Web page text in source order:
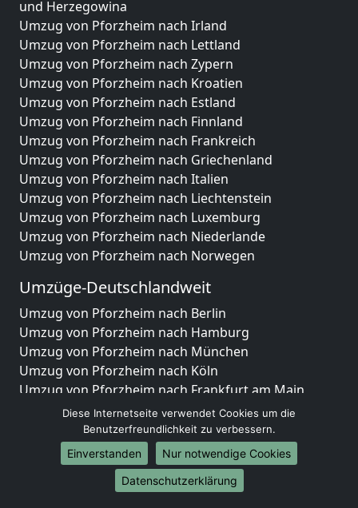
und Herzegowina
Umzug von Pforzheim nach Irland
Umzug von Pforzheim nach Lettland
Umzug von Pforzheim nach Zypern
Umzug von Pforzheim nach Kroatien
Umzug von Pforzheim nach Estland
Umzug von Pforzheim nach Finnland
Umzug von Pforzheim nach Frankreich
Umzug von Pforzheim nach Griechenland
Umzug von Pforzheim nach Italien
Umzug von Pforzheim nach Liechtenstein
Umzug von Pforzheim nach Luxemburg
Umzug von Pforzheim nach Niederlande
Umzug von Pforzheim nach Norwegen
Umzüge-Deutschlandweit
Umzug von Pforzheim nach Berlin
Umzug von Pforzheim nach Hamburg
Umzug von Pforzheim nach München
Umzug von Pforzheim nach Köln
Umzug von Pforzheim nach Frankfurt am Main
Umzug von Pforzheim nach Stuttgart
Umzug von Pforzheim nach Düsseldorf
Umzug von Pforzheim nach Leipzig
Umzug von Pforzheim nach Dortmund
Umzug von Pforzheim nach Essen
Diese Internetseite verwendet Cookies um die
Benutzerfreundlichkeit zu verbessern.
Einverstanden
Nur notwendige Cookies
Datenschutzerklärung